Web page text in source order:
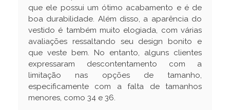
que ele possui um ótimo acabamento e é de
boa durabilidade. Além disso, a aparência do
vestido é também muito elogiada, com várias
avaliações ressaltando seu design bonito e
que veste bem. No entanto, alguns clientes
expressaram descontentamento com a
limitação nas opções de tamanho,
especificamente com a falta de tamanhos
menores, como 34 e 36.